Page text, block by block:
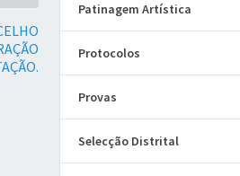
Patinagem Artística
Protocolos
Provas
Selecção Distrital